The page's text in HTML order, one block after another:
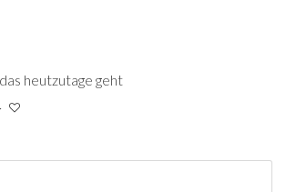
heutzutage geht